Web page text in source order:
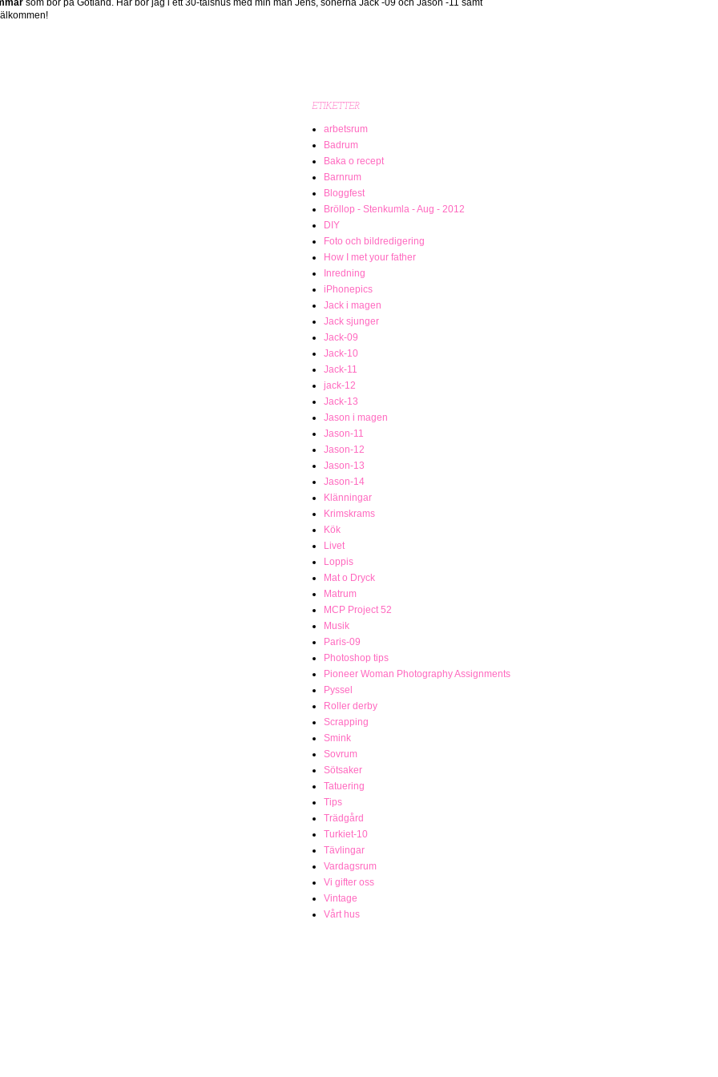
ETIKETTER
arbetsrum
Badrum
Baka o recept
Barnrum
Bloggfest
Bröllop - Stenkumla - Aug - 2012
DIY
Foto och bildredigering
How I met your father
Inredning
iPhonepics
Jack i magen
Jack sjunger
Jack-09
Jack-10
Jack-11
jack-12
Jack-13
Jason i magen
Jason-11
Jason-12
Jason-13
Jason-14
Klänningar
Krimskrams
Kök
Livet
Loppis
Mat o Dryck
Matrum
MCP Project 52
Musik
Paris-09
Photoshop tips
Pioneer Woman Photography Assignments
Pyssel
Roller derby
Scrapping
Smink
Sovrum
Sötsaker
Tatuering
Tips
Trädgård
Turkiet-10
Tävlingar
Vardagsrum
Vi gifter oss
Vintage
Vårt hus